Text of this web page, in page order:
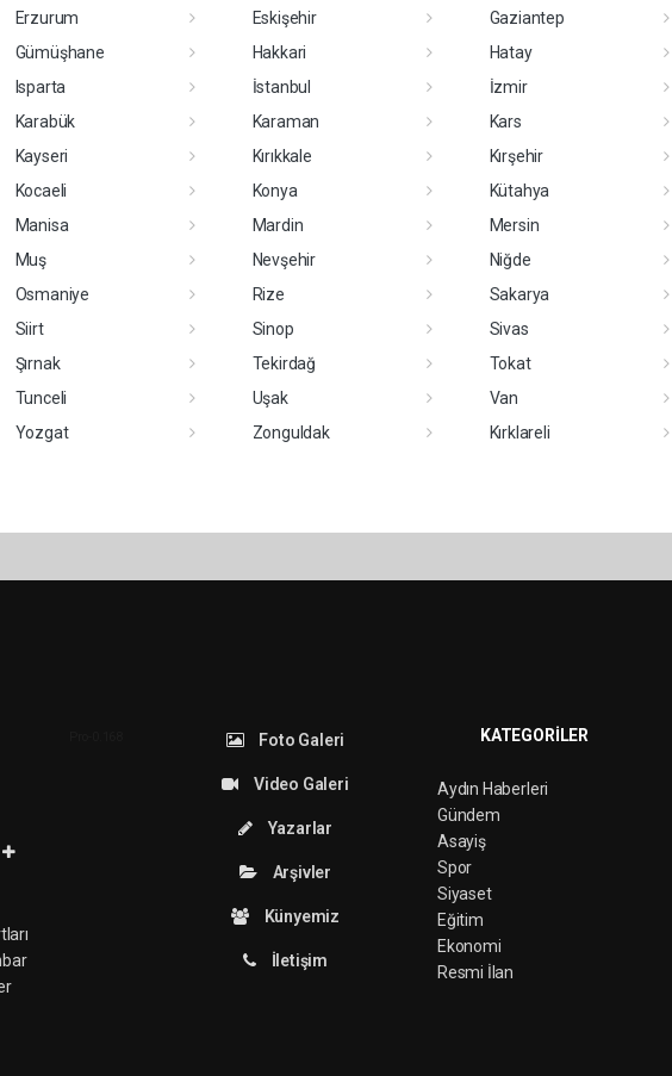
Erzurum Eskişehir
Gaziantep
Gümüşhane Hakkari
Hatay
Isparta İstanbul
İzmir
Karabük Karaman
Kars
Kayseri Kırıkkale
Kırşehir
Kocaeli Konya
Kütahya
Manisa Mardin
Mersin
Muş Nevşehir
Niğde
Osmaniye Rize
Sakarya
Siirt Sinop
Sivas
Şırnak Tekirdağ
Tokat
Tunceli Uşak
Van
Yozgat Zonguldak
Kırklareli
Foto Galeri
Video Galeri
Yazarlar
Arşivler
Künyemiz
İletişim
KATEGORİLER
Aydın Haberleri
Gündem
Asayiş
Spor
Siyaset
Eğitim
Ekonomi
Resmi İlan